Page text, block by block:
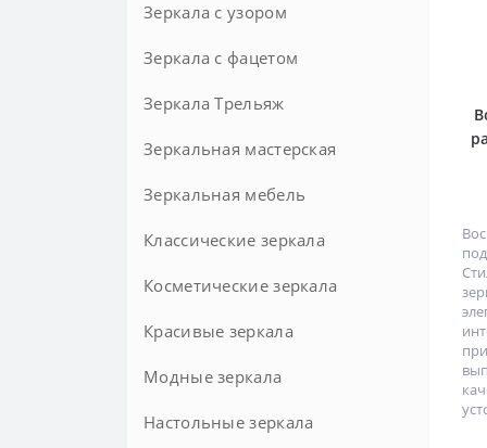
Зеркала с узором
Зеркала с фацетом
Круглые с фацетом
Зеркала Трельяж
Зеркальная мастерская
Зеркала на заказ
Зеркальная мебель
Классические зеркала
Косметические зеркала
Красивые зеркала
Модные зеркала
Настольные зеркала